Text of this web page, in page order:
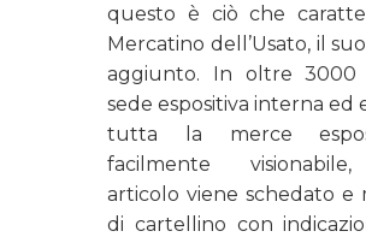
questo è ciò che
Mercatino dell’Usato, il
aggiunto. In oltre
sede espositiva interna ed
tutta la merce
facilmente
articolo viene schedato e
di cartellino con